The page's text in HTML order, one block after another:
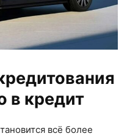
в кредит
всё более